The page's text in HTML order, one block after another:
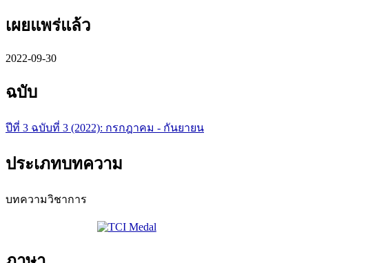
เผยแพร่แล้ว
2022-09-30
ฉบับ
ปีที่ 3 ฉบับที่ 3 (2022): กรกฎาคม - กันยายน
ประเภทบทความ
บทความวิชาการ